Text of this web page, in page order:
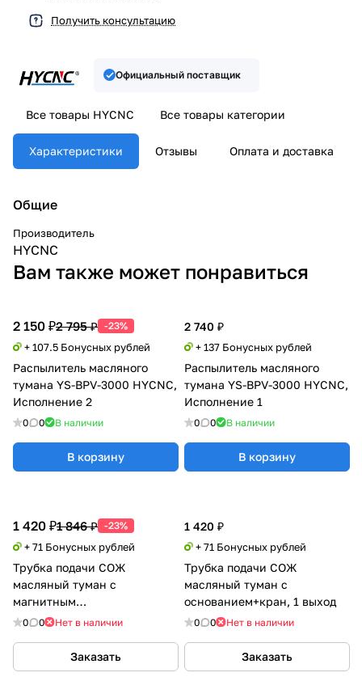
Получить консультацию
Официальный поставщик
Все товары HYCNC Все товары категории
Характеристики Отзывы Оплата и доставка
Общие
Производитель
HYCNC
Вам также может понравиться
2 150 ₽2 795 ₽ -23%
+ 107.5 Бонусных рублей
Распылитель масляного
тумана YS-BPV-3000 HYCNC,
Исполнение 2
0 0 В наличии
В корзину
2 740 ₽
+ 137 Бонусных рублей
Распылитель масляного
тумана YS-BPV-3000 HYCNC,
Исполнение 1
0 0 В наличии
В корзину
1 420 ₽1 846 ₽ -23%
+ 71 Бонусных рублей
Трубка подачи СОЖ
масляный туман с
магнитным
основанием+кран, 1 выход
0 0 Нет в наличии
Заказать
1 420 ₽
+ 71 Бонусных рублей
Трубка подачи СОЖ
масляный туман с
основанием+кран, 1 выход
0 0 Нет в наличии
Заказать